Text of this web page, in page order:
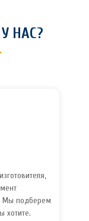
НАС?
Мы подберем
хотите.